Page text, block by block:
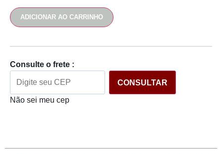
ADICIONAR AO CARRINHO
Consulte o frete :
CONSULTAR
Não sei meu cep